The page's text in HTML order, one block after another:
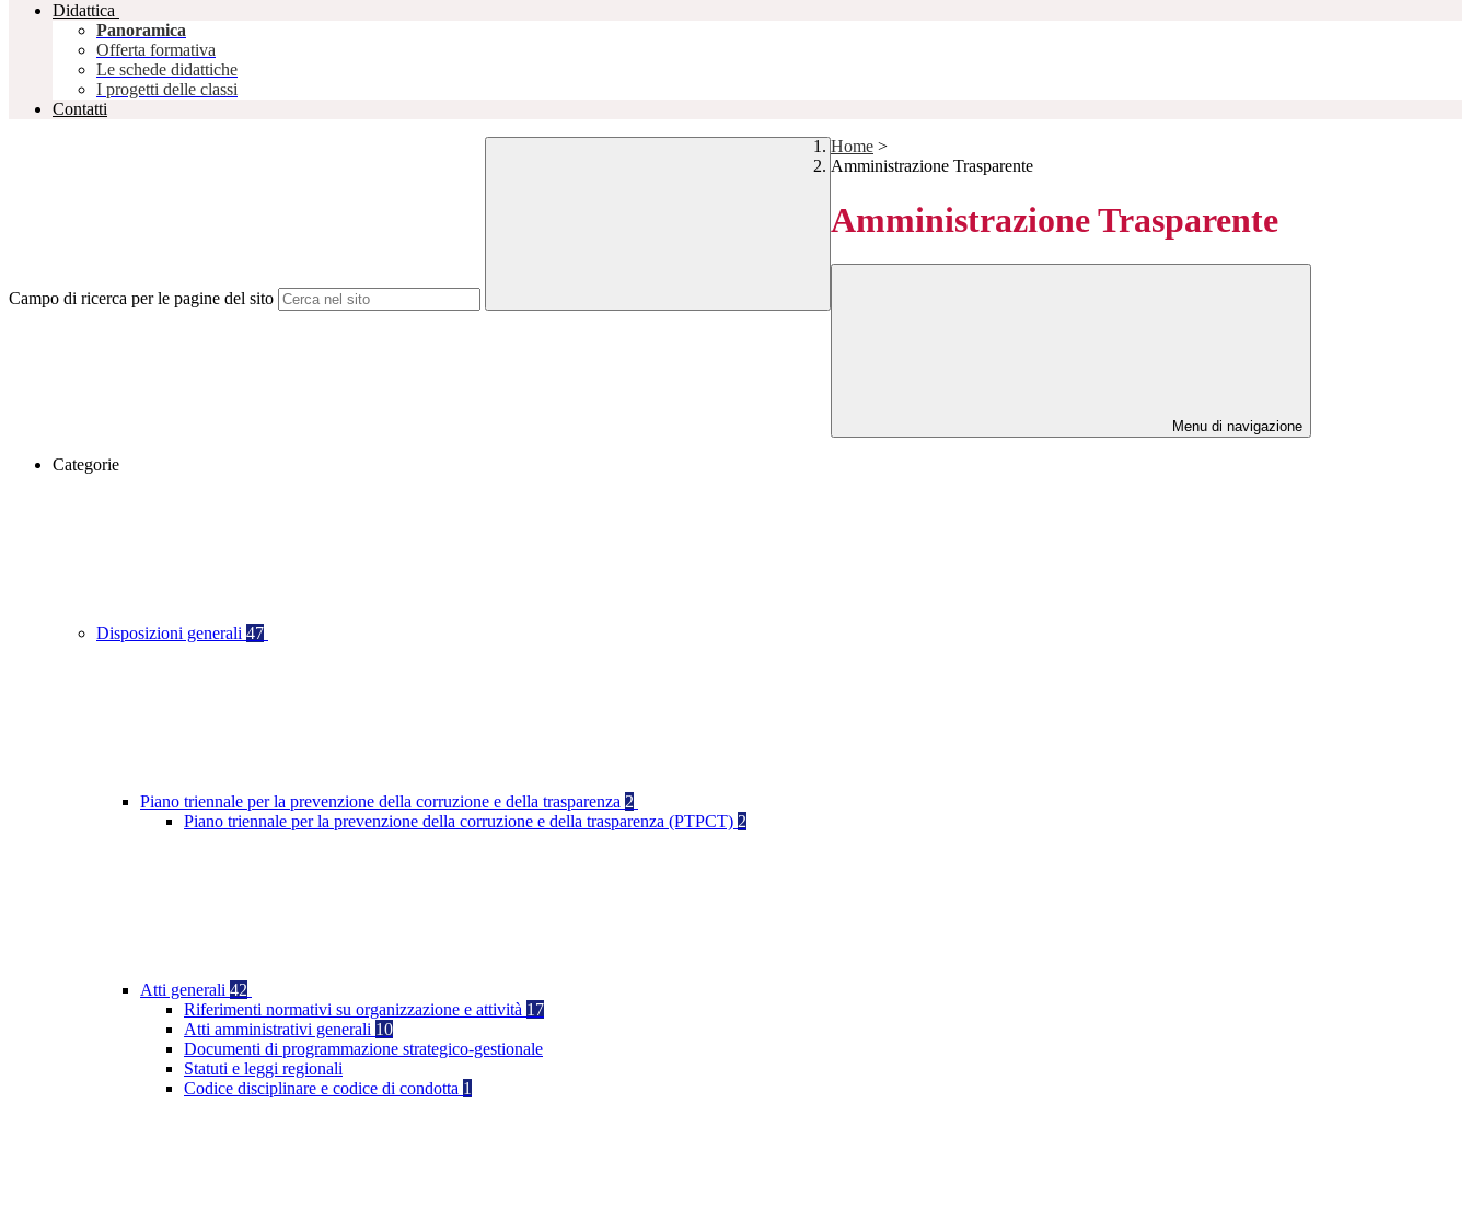
Didattica
Panoramica
Offerta formativa
Le schede didattiche
I progetti delle classi
Contatti
Campo di ricerca per le pagine del sito
Home >
Amministrazione Trasparente
Amministrazione Trasparente
Menu di navigazione
Categorie
Disposizioni generali 47
Piano triennale per la prevenzione della corruzione e della trasparenza 2
Piano triennale per la prevenzione della corruzione e della trasparenza (PTPCT) 2
Atti generali 42
Riferimenti normativi su organizzazione e attività 17
Atti amministrativi generali 10
Documenti di programmazione strategico-gestionale
Statuti e leggi regionali
Codice disciplinare e codice di condotta 1